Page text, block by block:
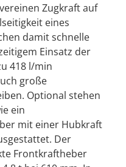
Zugkraft auf
eines
damit schnelle
Einsatz der
418 l/min
große
Optional stehen
ein
mit einer Hubkraft
Der
Frontkraftheber